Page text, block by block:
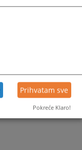
Prihvatam sve
Pokreće Klaro!